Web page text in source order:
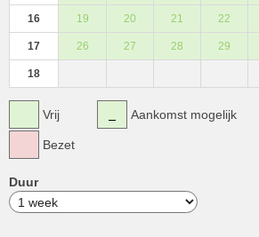
16 19 20 21 22
17 26 27 28 29
18
Vrij
Bezet
Aankomst mogelijk
Duur